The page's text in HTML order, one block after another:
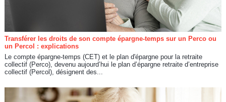
Transférer les droits de son compte épargne-temps sur un Perco ou
un Percol : explications
Le compte épargne-temps (CET) et le plan d'épargne pour la retraite
collectif (Perco), devenu aujourd’hui le plan d’épargne retraite d’entreprise
collectif (Percol), désignent des...